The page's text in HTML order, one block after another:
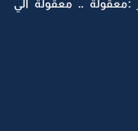
.. معقولة الي